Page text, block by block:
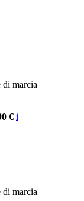
di marcia
€ i
di marcia